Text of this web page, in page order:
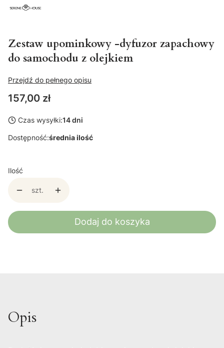
Zestaw upominkowy -dyfuzor zapachowy
do samochodu z olejkiem
Przejdź do pełnego opisu
Cena
157,00 zł
Czas wysyłki:14 dni
Dostępność:średnia ilość
Ilość
szt.
Dodaj do koszyka
Opis